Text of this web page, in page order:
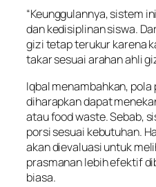
“Keunggulannya, sistem
dan kedisiplinan siswa.
gizi tetap terukur karena
takar sesuai arahan ahli
Iqbal menambahkan, pola
diharapkan dapat
atau food waste. Sebab,
porsi sesuai kebutuhan.
akan dievaluasi untuk
prasmanan lebih efektif
biasa.